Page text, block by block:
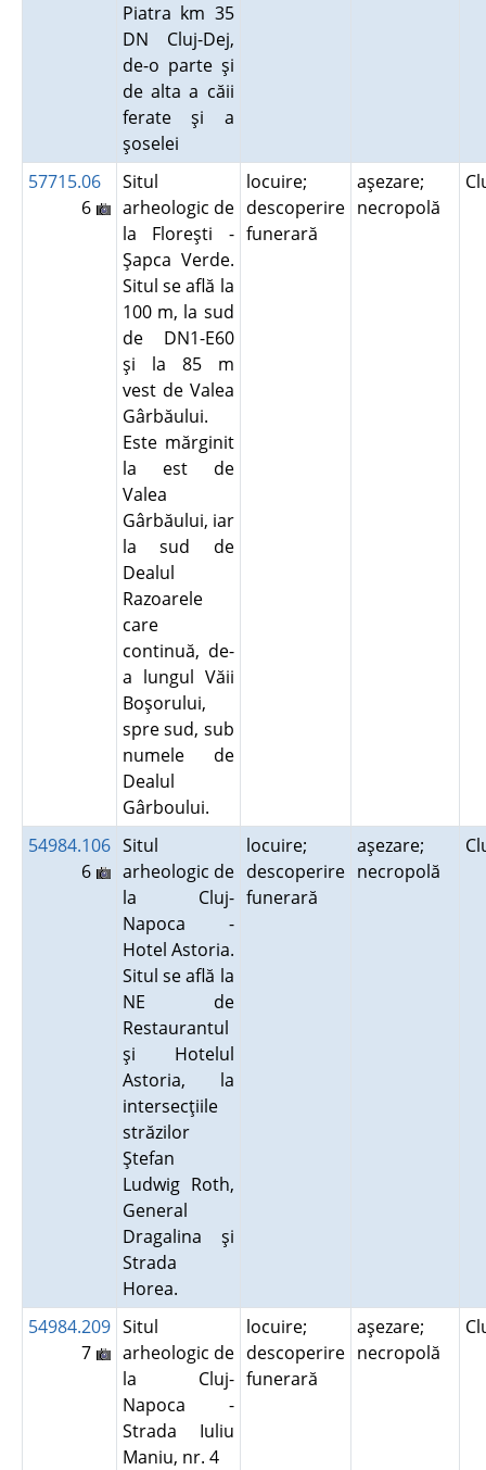
Piatra km 35
DN Cluj-Dej,
de-o parte şi
de alta a căii
ferate şi a
şoselei
57715.06
6
Situl
arheologic de
la Floreşti -
Şapca Verde.
Situl se află la
100 m, la sud
de DN1-E60
şi la 85 m
vest de Valea
Gârbăului.
Este mărginit
la est de
Valea
Gârbăului, iar
la sud de
Dealul
Razoarele
care
continuă, de-
a lungul Văii
Boşorului,
spre sud, sub
numele de
Dealul
Gârboului.
locuire;
descoperire
funerară
aşezare;
necropolă
54984.106
6
Situl
arheologic de
la Cluj-
Napoca -
Hotel Astoria.
Situl se află la
NE de
Restaurantul
şi Hotelul
Astoria, la
intersecţiile
străzilor
Ştefan
Ludwig Roth,
General
Dragalina şi
Strada
Horea.
locuire;
descoperire
funerară
aşezare;
necropolă
54984.209
7
Situl
arheologic de
la Cluj-
Napoca -
Strada Iuliu
Maniu, nr. 4
locuire;
descoperire
funerară
aşezare;
necropolă